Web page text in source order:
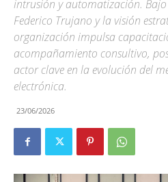
intrusión y automatización.
Federico Trujano y la visión
organización impulsa
acompañamiento consultivo,
actor clave en la evolución del
electrónica.
23/06/2026